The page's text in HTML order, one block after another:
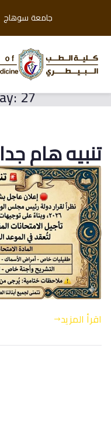
جامعة سوهاج
27 مايو, 2026
تنبيه هام جدا
اقرأ المزيد